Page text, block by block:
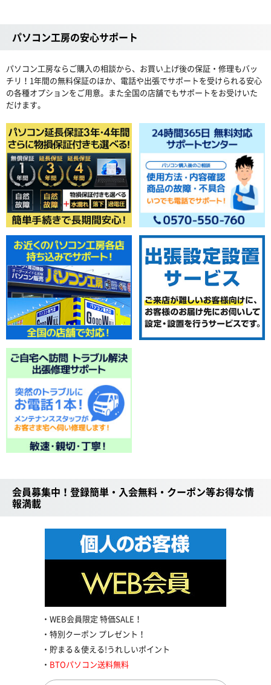
パソコン工房の安心サポート
パソコン工房ならご購入の相談から、お買い上げ後の保証・修理もバッ
チリ！1年間の無料保証のほか、電話や出張でサポートを受けられる安心
の各種オプションをご用意。また全国の店舗でもサポートをお受けいた
だけます。
会員募集中！登録簡単・入会無料・クーポン等お得な情
報満載
WEB会員限定 特価SALE！
特別クーポン プレゼント！
貯まる＆使える!うれしいポイント
BTOパソコン送料無料